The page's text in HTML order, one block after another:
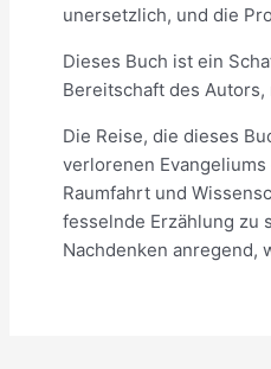
unersetzlich, und die
Dieses Buch ist ein
Bereitschaft des
Die Reise, die dieses
verlorenen
Raumfahrt und
fesselnde Erzählung zu
Nachdenken anregend,